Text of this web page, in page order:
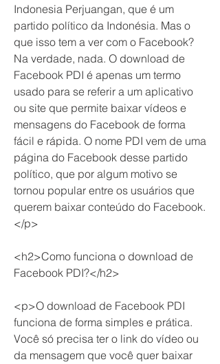
Indonesia Perjuangan, que é um
partido político da Indonésia. Mas o
que isso tem a ver com o Facebook?
Na verdade, nada. O download de
Facebook PDI é apenas um termo
usado para se referir a um aplicativo
ou site que permite baixar vídeos e
mensagens do Facebook de forma
fácil e rápida. O nome PDI vem de uma
página do Facebook desse partido
político, que por algum motivo se
tornou popular entre os usuários que
querem baixar conteúdo do Facebook.
</p>
<h2>Como funciona o download de
Facebook PDI?</h2>
<p>O download de Facebook PDI
funciona de forma simples e prática.
Você só precisa ter o link do vídeo ou
da mensagem que você quer baixar